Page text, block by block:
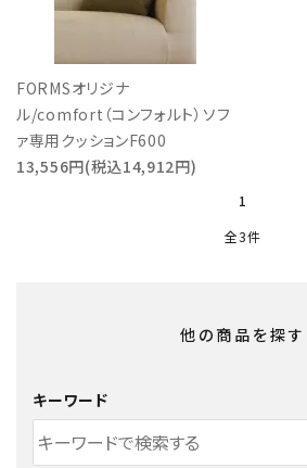
FORMSオリジナ
ル/comfort（コンフォルト）ソフ
ァ専用クッションF600
13,556円(税込14,912円)
1
全3件
他の商品を探す
キーワード